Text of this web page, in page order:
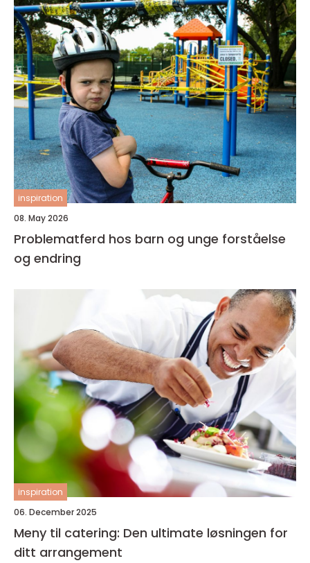
inspiration
08. May 2026
Problematferd hos barn og unge forståelse
og endring
inspiration
06. December 2025
Meny til catering: Den ultimate løsningen for
ditt arrangement